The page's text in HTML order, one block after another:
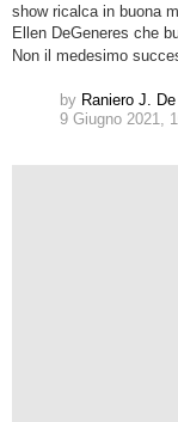
show ricalca in buona
Ellen DeGeneres che
Non il medesimo
by Raniero J.
9 Giugno 2021,